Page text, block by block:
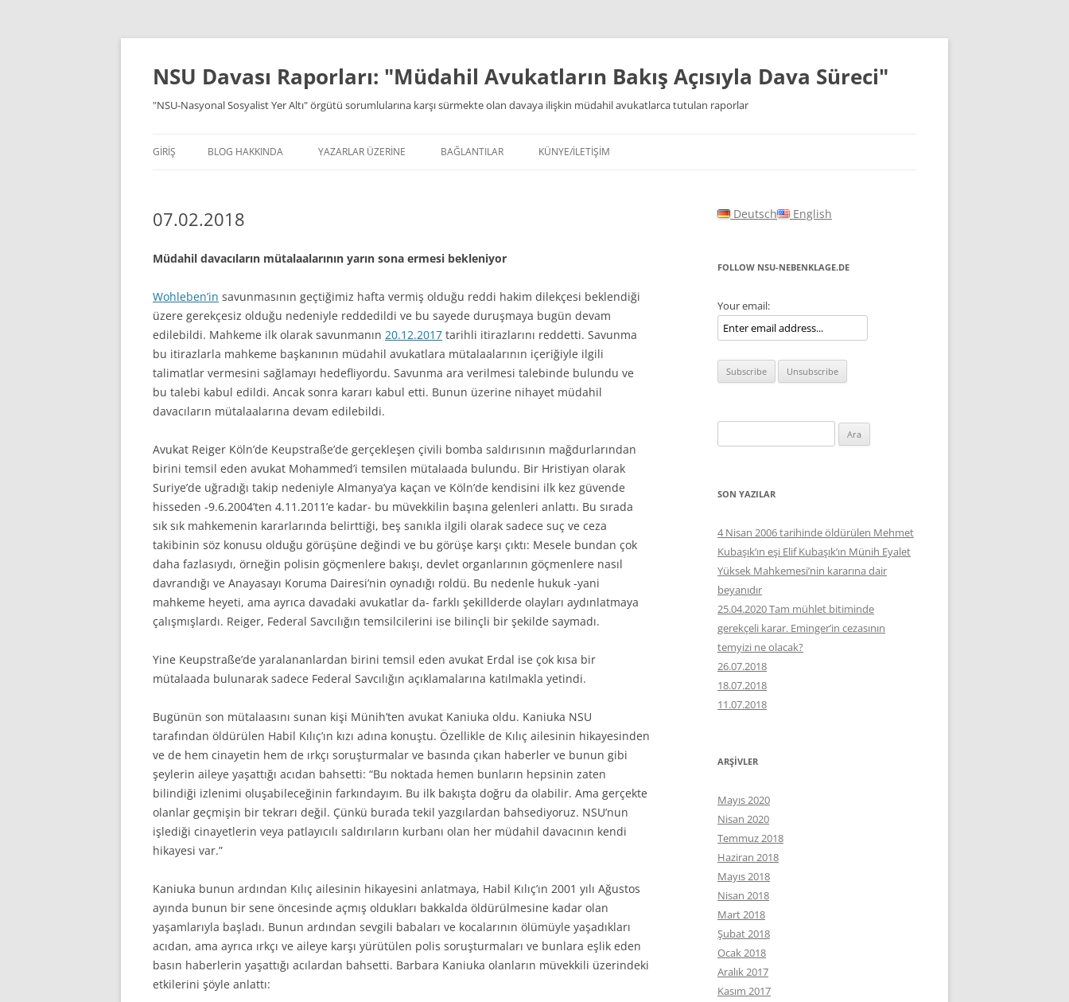
İçeriğe
NSU Davası Raporları: "Müdahil Avukatların Bakış Açısıyla Dava Süreci"
"NSU-Nasyonal Sosyalist Yer Altı" örgütü sorumlularına karşı sürmekte olan davaya ilişkin müdahil avukatlarca tutulan raporlar
GIRIŞ BLOG HAKKINDA YAZARLAR ÜZERİNE BAĞLANTILAR KÜNYE/İLETİŞİM
07.02.2018
Müdahil davacıların mütalaalarının yarın sona ermesi bekleniyor
Wohleben’in savunmasının geçtiğimiz hafta vermiş olduğu reddi hakim dilekçesi beklendiği
üzere gerekçesiz olduğu nedeniyle reddedildi ve bu sayede duruşmaya bugün devam
edilebildi. Mahkeme ilk olarak savunmanın 20.12.2017 tarihli itirazlarını reddetti. Savunma
bu itirazlarla mahkeme başkanının müdahil avukatlara mütalaalarının içeriğiyle ilgili
talimatlar vermesini sağlamayı hedefliyordu. Savunma ara verilmesi talebinde bulundu ve
bu talebi kabul edildi. Ancak sonra kararı kabul etti. Bunun üzerine nihayet müdahil
davacıların mütalaalarına devam edilebildi.
Avukat Reiger Köln’de Keupstraße’de gerçekleşen çivili bomba saldırısının mağdurlarından
birini temsil eden avukat Mohammed’i temsilen mütalaada bulundu. Bir Hristiyan olarak
Suriye’de uğradığı takip nedeniyle Almanya’ya kaçan ve Köln’de kendisini ilk kez güvende
hisseden -9.6.2004’ten 4.11.2011’e kadar- bu müvekkilin başına gelenleri anlattı. Bu sırada
sık sık mahkemenin kararlarında belirttiği, beş sanıkla ilgili olarak sadece suç ve ceza
takibinin söz konusu olduğu görüşüne değindi ve bu görüşe karşı çıktı: Mesele bundan çok
daha fazlasıydı, örneğin polisin göçmenlere bakışı, devlet organlarının göçmenlere nasıl
davrandığı ve Anayasayı Koruma Dairesi’nin oynadığı roldü. Bu nedenle hukuk -yani
mahkeme heyeti, ama ayrıca davadaki avukatlar da- farklı şekillderde olayları aydınlatmaya
çalışmışlardı. Reiger, Federal Savcılığın temsilcilerini ise bilinçli bir şekilde saymadı.
Yine Keupstraße’de yaralananlardan birini temsil eden avukat Erdal ise çok kısa bir
mütalaada bulunarak sadece Federal Savcılığın açıklamalarına katılmakla yetindi.
Bugünün son mütalaasını sunan kişi Münih’ten avukat Kaniuka oldu. Kaniuka NSU
tarafından öldürülen Habil Kılıç’ın kızı adına konuştu. Özellikle de Kılıç ailesinin hikayesinden
ve de hem cinayetin hem de ırkçı soruşturmalar ve basında çıkan haberler ve bunun gibi
şeylerin aileye yaşattığı acıdan bahsetti: “Bu noktada hemen bunların hepsinin zaten
bilindiği izlenimi oluşabileceğinin farkındayım. Bu ilk bakışta doğru da olabilir. Ama gerçekte
olanlar geçmişin bir tekrarı değil. Çünkü burada tekil yazgılardan bahsediyoruz. NSU’nun
işlediği cinayetlerin veya patlayıcılı saldırıların kurbanı olan her müdahil davacının kendi
hikayesi var.”
Kaniuka bunun ardından Kılıç ailesinin hikayesini anlatmaya, Habil Kılıç’ın 2001 yılı Ağustos
ayında bunun bir sene öncesinde açmış oldukları bakkalda öldürülmesine kadar olan
yaşamlarıyla başladı. Bunun ardından sevgili babaları ve kocalarının ölümüyle yaşadıkları
acıdan, ama ayrıca ırkçı ve aileye karşı yürütülen polis soruşturmaları ve bunlara eşlik eden
basın haberlerin yaşattığı acılardan bahsetti. Barbara Kaniuka olanların müvekkili üzerindeki
etkilerini şöyle anlattı:
Deutsch English
FOLLOW NSU-NEBENKLAGE.DE
Your email:
SON YAZILAR
4 Nisan 2006 tarihinde öldürülen Mehmet
Kubaşık’ın eşi Elif Kubaşık’ın Münih Eyalet
Yüksek Mahkemesi’nin kararına dair
beyanıdır
25.04.2020 Tam mühlet bitiminde
gerekçeli karar. Eminger’in cezasının
temyizi ne olacak?
26.07.2018
18.07.2018
11.07.2018
ARŞIVLER
Mayıs 2020
Nisan 2020
Temmuz 2018
Haziran 2018
Mayıs 2018
Nisan 2018
Mart 2018
Şubat 2018
Ocak 2018
Aralık 2017
Kasım 2017